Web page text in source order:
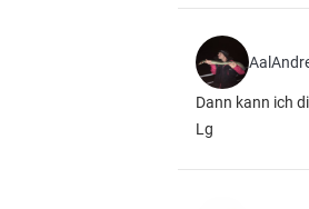
Dann kann ich
Lg